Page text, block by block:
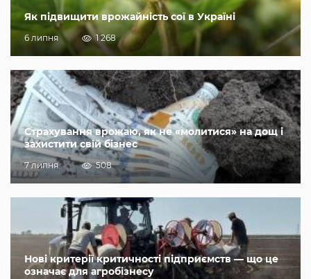
Як підвищити врожайність сої в Україні
6 липня 1 268
Страхування врожаю, як не «молитися» на дощ і
захистити свій бізнес
7 липня 508
Нові критерії критичності підприємств — що це
означає для агробізнесу